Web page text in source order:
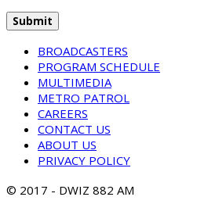
BROADCASTERS
PROGRAM SCHEDULE
MULTIMEDIA
METRO PATROL
CAREERS
CONTACT US
ABOUT US
PRIVACY POLICY
© 2017 - DWIZ 882 AM